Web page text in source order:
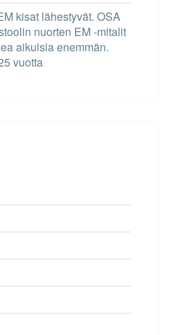
kisat lähestyvät. OSA
nuorten EM -mitalit
aikuisia enemmän.
vuotta